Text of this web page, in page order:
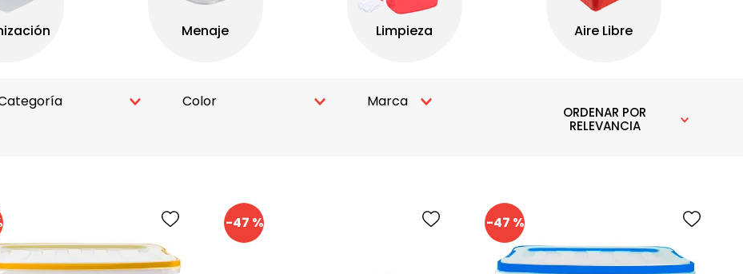
ORGANIZADORAS
Color
Transparente
Gris
Marca
ORDENAR POR
RELEVANCIA
-47 % -47 %